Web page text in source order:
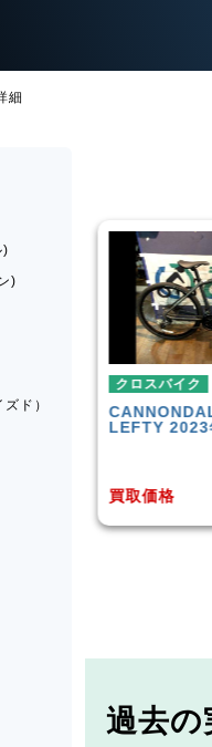
細
クロスバイク
LEFTY 2023
買取価格
過去の
)
)
ド）